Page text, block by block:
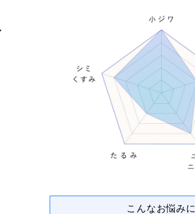
こんなお悩みに